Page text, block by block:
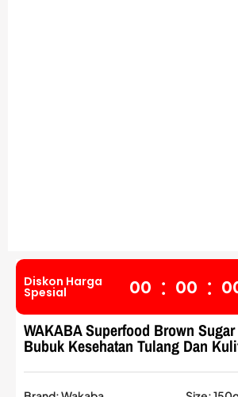
Diskon Harga
Spesial 00 : 00 : 0
WAKABA Superfood Brown
Bubuk Kesehatan Tulang Dan